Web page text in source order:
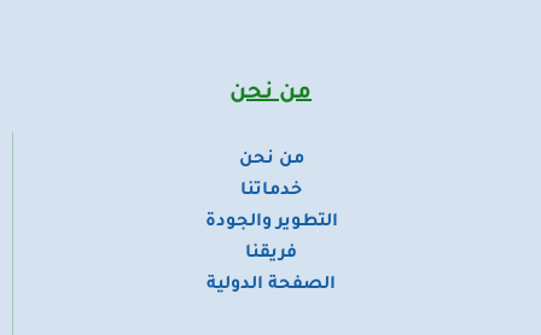
r
a
من نحن
من نحن
​خدماتنا
التطوير والجودة
فريقنا
الصفحة الدولية